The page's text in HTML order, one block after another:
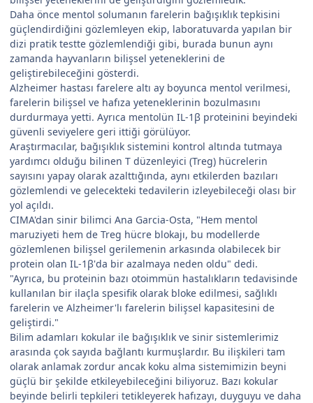
Daha önce mentol solumanın farelerin bağışıklık tepkisini
güçlendirdiğini gözlemleyen ekip, laboratuvarda yapılan bir
dizi pratik testte gözlemlendiği gibi, burada bunun aynı
zamanda hayvanların bilişsel yeteneklerini de
geliştirebileceğini gösterdi.
Alzheimer hastası farelere altı ay boyunca mentol verilmesi,
farelerin bilişsel ve hafıza yeteneklerinin bozulmasını
durdurmaya yetti. Ayrıca mentolün IL-1β proteinini beyindeki
güvenli seviyelere geri ittiği görülüyor.
Araştırmacılar, bağışıklık sistemini kontrol altında tutmaya
yardımcı olduğu bilinen T düzenleyici (Treg) hücrelerin
sayısını yapay olarak azalttığında, aynı etkilerden bazıları
gözlemlendi ve gelecekteki tedavilerin izleyebileceği olası bir
yol açıldı.
CIMA'dan sinir bilimci Ana Garcia-Osta, "Hem mentol
maruziyeti hem de Treg hücre blokajı, bu modellerde
gözlemlenen bilişsel gerilemenin arkasında olabilecek bir
protein olan IL-1β'da bir azalmaya neden oldu" dedi.
"Ayrıca, bu proteinin bazı otoimmün hastalıkların tedavisinde
kullanılan bir ilaçla spesifik olarak bloke edilmesi, sağlıklı
farelerin ve Alzheimer'lı farelerin bilişsel kapasitesini de
geliştirdi."
Bilim adamları kokular ile bağışıklık ve sinir sistemlerimiz
arasında çok sayıda bağlantı kurmuşlardır. Bu ilişkileri tam
olarak anlamak zordur ancak koku alma sistemimizin beyni
güçlü bir şekilde etkileyebileceğini biliyoruz. Bazı kokular
beyinde belirli tepkileri tetikleyerek hafızayı, duyguyu ve daha